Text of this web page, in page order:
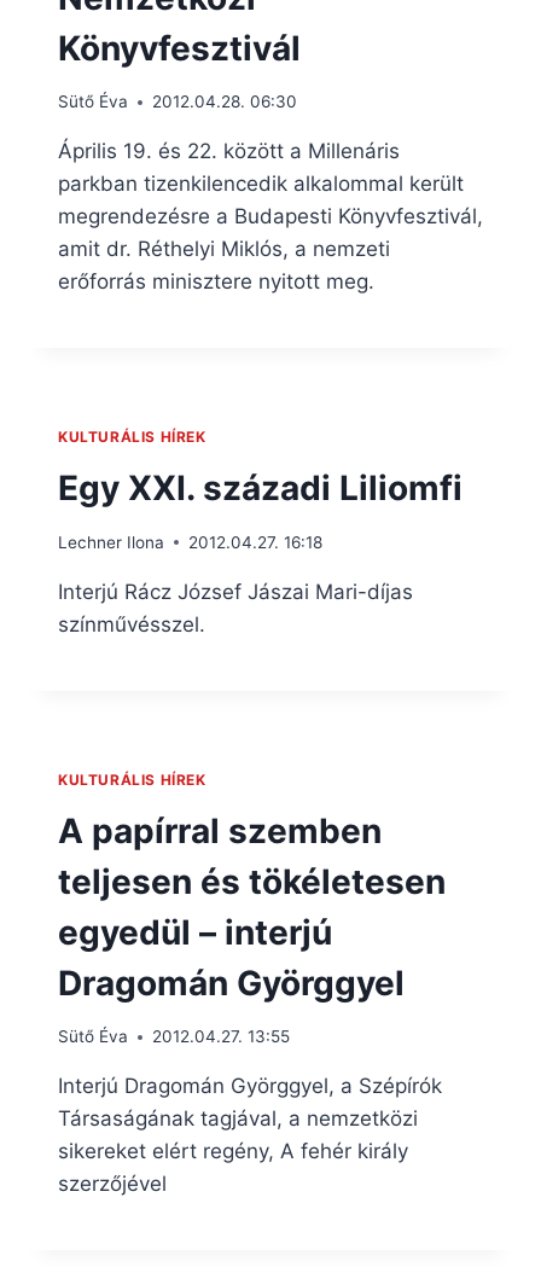
Könyvfesztivál
Sütő Éva 2012.04.28. 06:30
Április 19. és 22. között a Millenáris
parkban tizenkilencedik alkalommal került
megrendezésre a Budapesti Könyvfesztivál,
amit dr. Réthelyi Miklós, a nemzeti
erőforrás minisztere nyitott meg.
KULTURÁLIS HÍREK
Egy XXI. századi Liliomfi
Lechner Ilona 2012.04.27. 16:18
Interjú Rácz József Jászai Mari-díjas
színművésszel.
KULTURÁLIS HÍREK
A papírral szemben
teljesen és tökéletesen
egyedül – interjú
Dragomán Györggyel
Sütő Éva 2012.04.27. 13:55
Interjú Dragomán Györggyel, a Szépírók
Társaságának tagjával, a nemzetközi
sikereket elért regény, A fehér király
szerzőjével